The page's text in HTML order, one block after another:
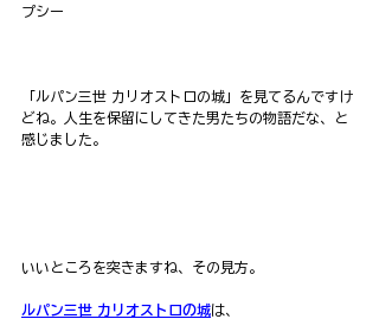
プシー
「ルパン三世 カリオストロの城」を見てるんですけ
どね。人生を保留にしてきた男たちの物語だな、と
感じました。
いいところを突きますね、その見方。
ルパン三世 カリオストロの城は、